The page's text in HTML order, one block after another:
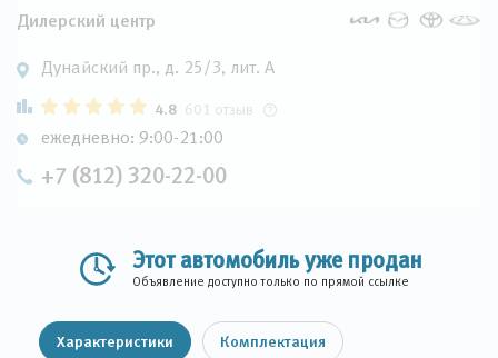
Дилерский центр
Дунайский пр., д. 25/3, лит. А
4.8 601 отзыв
ежедневно: 9:00-21:00
+7 (812) 320-22-00
Этот автомобиль уже продан
Объявление доступно только по прямой ссылке
Характеристики Комплектация